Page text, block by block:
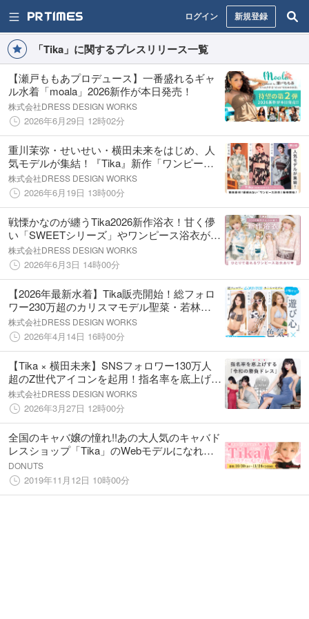
ログイン 新規登録
「Tika」に関するプレスリリース一覧
【瀬戸ももあプロデュース】一番盛れるギャ
ル水着「moala」2026新作が本日発売！
株式会社DRESS DESIGN WORKS
2026年6月29日 12時02分
重川茉弥・せいせい・横田未来をはじめ、人
気モデルが集結！『Tika』新作「ワンピース
浴衣」が発売開始
株式会社DRESS DESIGN WORKS
2026年6月19日 13時00分
戦慄かなのが纏うTika2026新作浴衣！甘く儚
い「SWEETシリーズ」やワンピース浴衣が登
場
株式会社DRESS DESIGN WORKS
2026年6月3日 14時00分
【2026年最新水着】Tika販売開始！総フォロ
ワー230万超のカリスマモデル聖菜・若林
萌々・かとみかが魅せる「遊び心×色気」コレ
クション
株式会社DRESS DESIGN WORKS
2026年4月14日 16時00分
【Tika × 横田未来】SNSフォロワー130万人
超のZ世代アイコンを起用！指名率を底上げす
る「令和の勝負ドレス」最新ビジュアルを解
禁
株式会社DRESS DESIGN WORKS
2026年3月27日 12時00分
全国のキャバ嬢の憧れ!!あの大人気のキャバド
レスショップ「Tika」のWebモデルになれる
チャンスをかけたコンテストを開催!?
DONUTS
2019年11月12日 10時00分